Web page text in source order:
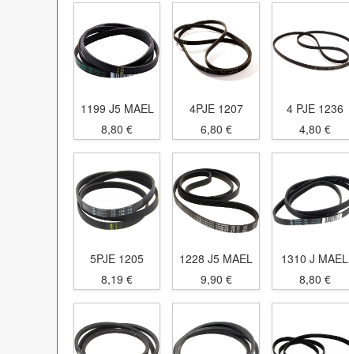
1199 J5 MAEL
8,80 €
4PJE 1207
6,80 €
4 PJE 1236
4,80 €
5PJE 1205
8,19 €
1228 J5 MAEL
9,90 €
1310 J MAEL
8,80 €